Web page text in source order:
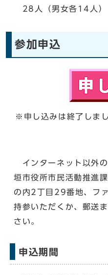
28人（男女各14人
参加申込
※申し込みは終了しま
インターネット以外
垣市役所市民活動推
の内2丁目29番地、フ
持参いただくか、郵送
さい。
申込期間